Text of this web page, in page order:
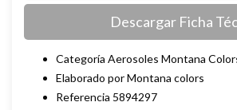
Descargar Ficha
Categoría Aerosoles Montana
Elaborado por Montana colors
Referencia 5894297